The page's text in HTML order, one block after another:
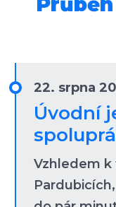
22. srpna
Úvodní
Vzhledem